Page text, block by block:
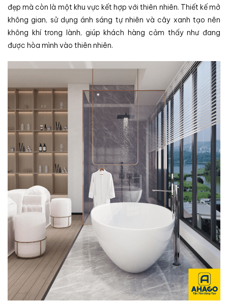
đẹp mà còn là một khu vực kết hợp với thiên nhiên. Thiết kế mở
không gian, sử dụng ánh sáng tự nhiên và cây xanh tạo nên
không khí trong lành, giúp khách hàng cảm thấy như đang
được hòa mình vào thiên nhiên.